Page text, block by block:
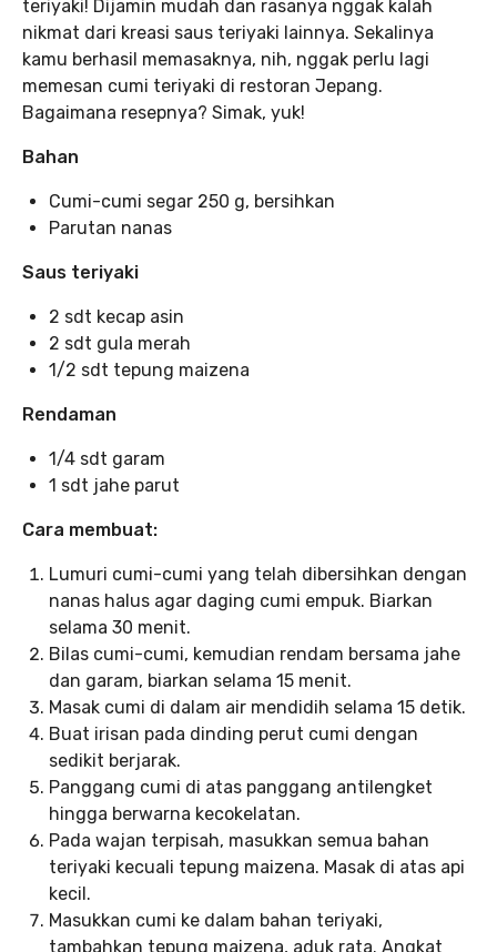
teriyaki! Dijamin mudah dan rasanya nggak kalah
nikmat dari kreasi saus teriyaki lainnya. Sekalinya
kamu berhasil memasaknya, nih, nggak perlu lagi
memesan cumi teriyaki di restoran Jepang.
Bagaimana resepnya? Simak, yuk!
Bahan
Cumi-cumi segar 250 g, bersihkan
Parutan nanas
Saus teriyaki
2 sdt kecap asin
2 sdt gula merah
1/2 sdt tepung maizena
Rendaman
1/4 sdt garam
1 sdt jahe parut
Cara membuat:
Lumuri cumi-cumi yang telah dibersihkan dengan
nanas halus agar daging cumi empuk. Biarkan
selama 30 menit.
Bilas cumi-cumi, kemudian rendam bersama jahe
dan garam, biarkan selama 15 menit.
Masak cumi di dalam air mendidih selama 15 detik.
Buat irisan pada dinding perut cumi dengan
sedikit berjarak.
Panggang cumi di atas panggang antilengket
hingga berwarna kecokelatan.
Pada wajan terpisah, masukkan semua bahan
teriyaki kecuali tepung maizena. Masak di atas api
kecil.
Masukkan cumi ke dalam bahan teriyaki,
tambahkan tepung maizena, aduk rata. Angkat